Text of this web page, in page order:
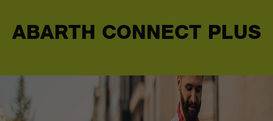
ABARTH CONNECT PLUS